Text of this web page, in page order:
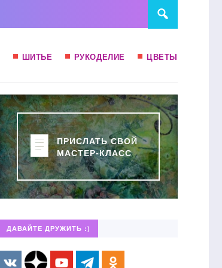
ШИТЬЕ РУКОДЕЛИЕ ЦВЕТЫ
ПРИСЛАТЬ СВОЙ
МАСТЕР-КЛАСС
ДАВАЙТЕ ДРУЖИТЬ :)